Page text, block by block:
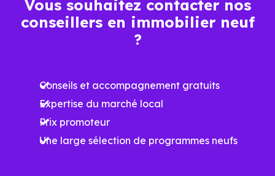
Vous souhaitez contacter nos
conseillers en immobilier neuf
?
Conseils et accompagnement gratuits
Expertise du marché local
Prix promoteur
Une large sélection de programmes neufs